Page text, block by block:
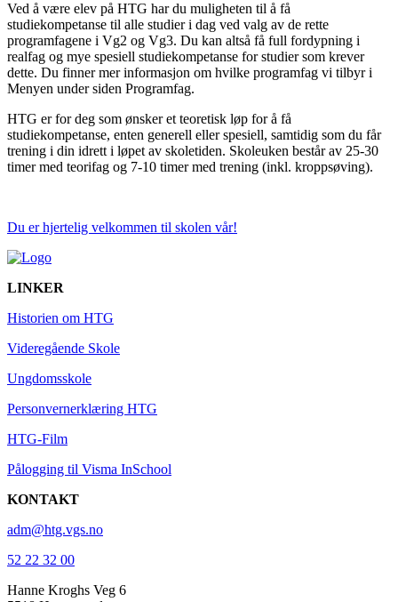
Ved å være elev på HTG har du muligheten til å få
studiekompetanse til alle studier i dag ved valg av de rette
programfagene i Vg2 og Vg3. Du kan altså få full fordypning i
realfag og mye spesiell studiekompetanse for studier som krever
dette. Du finner mer informasjon om hvilke programfag vi tilbyr i
Menyen under siden Programfag.
HTG er for deg som ønsker et teoretisk løp for å få
studiekompetanse, enten generell eller spesiell, samtidig som du får
trening i din idrett i løpet av skoletiden. Skoleuken består av 25-30
timer med teorifag og 7-10 timer med trening (inkl. kroppsøving).
Du er hjertelig velkommen til skolen vår!
LINKER
Historien om HTG
Videregående Skole
Ungdomsskole
Personvernerklæring HTG
HTG-Film
Pålogging til Visma InSchool
KONTAKT
adm@htg.vgs.no
52 22 32 00
Hanne Kroghs Veg 6